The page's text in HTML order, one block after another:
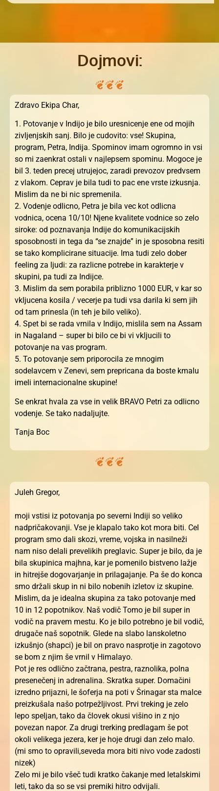
Dojmovi:
Zdravo Ekipa Char,
1. Potovanje v Indijo je bilo uresnicenje ene od mojih
zivljenjskih sanj. Bilo je cudovito: vse! Skupina,
program, Petra, Indija. Spominov imam ogromno in vsi
so mi zaenkrat ostali v najlepsem spominu. Mogoce je
bil 3. teden precej utrujejoc, zaradi prevozov predvsem
z vlakom. Ceprav je bila tudi to pac ene vrste izkusnja.
Mislim da ne bi nic spremenila.
2. Vodenje odlicno, Petra je bila vec kot odlicna
vodnica, ocena 10/10! Njene kvalitete vodnice so zelo
siroke: od poznavanja Indije do komunikacijskih
sposobnosti in tega da “se znajde” in je sposobna resiti
se tako komplicirane situacije. Ima tudi zelo dober
feeling za ljudi: za razlicne potrebe in karakterje v
skupini, pa tudi za Indijce.
3. Mislim da sem porabila priblizno 1000 EUR, v kar so
vkljucena kosila / vecerje pa tudi vsa darila ki sem jih
od tam prinesla (in teh je bilo veliko).
4. Spet bi se rada vrnila v Indijo, mislila sem na Assam
in Nagaland – super bi bilo ce bi vi vkljucili to
potovanje na vas program.
5. To potovanje sem priporocila ze mnogim
sodelavcem v Zenevi, sem prepricana da boste kmalu
imeli internacionalne skupine!
Se enkrat hvala za vse in velik BRAVO Petri za odlicno
vodenje. Se tako nadaljujte.
Tanja Boc
Juleh Gregor,
moji vstisi iz potovanja po severni Indiji so veliko
nadpričakovanji. Vse je klapalo tako kot mora biti. Cel
program smo dali skozi, vreme, vojska in nasilneži
nam niso delali prevelikih preglavic. Super je bilo, da je
bila skupinica majhna, kar je pomenilo bistveno lažje
in hitrejše dogovarjanje in prilagajanje. Pa še do konca
smo držali skup in ni bilo nobenih izletov iz skupine.
Mislim, da je idealna skupina za tako potovanje med
10 in 12 popotnikov. Naš vodič Tomo je bil super in
vodič na pravem mestu. Ko je bilo potrebno je bil vodič,
drugače naš sopotnik. Glede na slabo lanskoletno
izkušnjo (shapci) je bil on pravo nasprotje in zagotovo
se bom z njim še vrnil v Himalayo.
Pot je res odlično začtrana, pestra, raznolika, polna
presenečenj in adrenalina. Skratka super. Domačini
izredno prijazni, le šoferja na poti v Šrinagar sta malce
preizkušala našo potrpežljivost. Prvi treking je zelo
lepo speljan, tako da človek okusi višino in z njo
povezan napor. Za drugi trerking predlagam še pot
okoli velikega jezera, ker je hoje drugi dan zelo malo.
(mi smo to opravili,seveda mora biti nivo vode zadosti
nizek)
Zelo mi je bilo všeč tudi kratko čakanje med letalskimi
leti, tako da so se vsi premiki hitro odvijali.